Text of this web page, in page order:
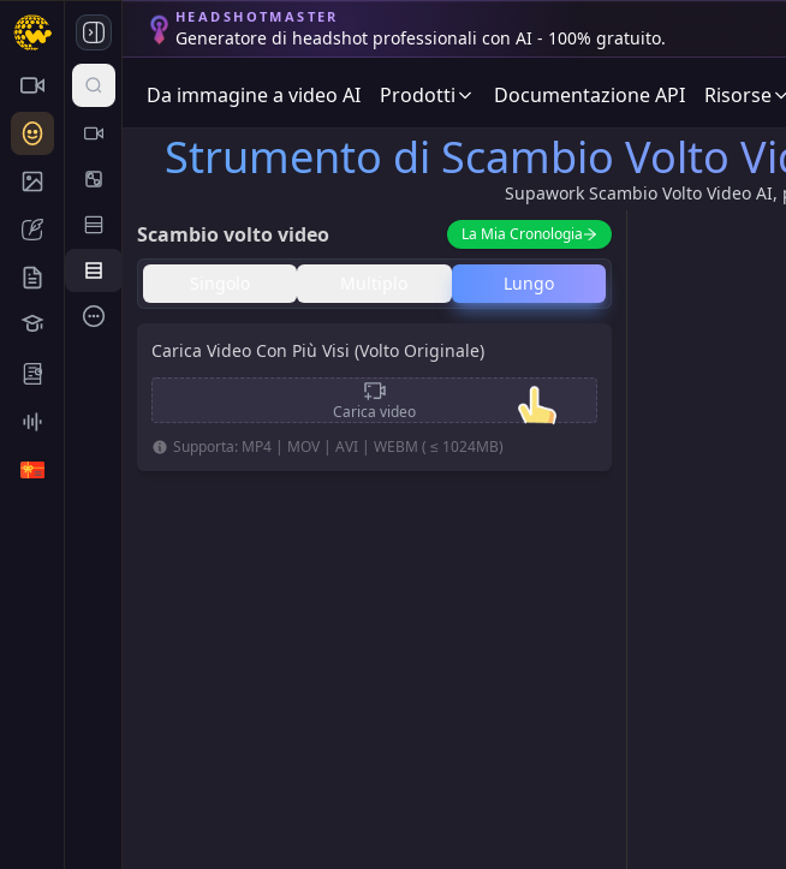
HEADSHOTMASTER
Generatore di headshot professionali con AI - 100% gratuito.
Da immagine a video AI Prodotti Documentazione API Risorse
Strumento di Scambio Volto
Supawork Scambio Volto Video
Scambio volto video La Mia Cronologia
Lungo
Carica Video Con Più Visi (Volto Originale)
Carica video
Supporta: MP4 | MOV | AVI | WEBM ( ≤ 1024MB)